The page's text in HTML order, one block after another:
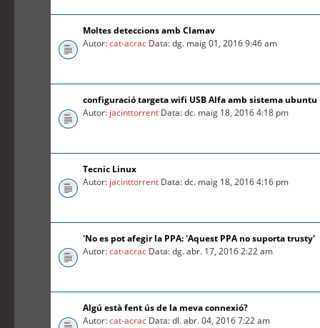
Moltes deteccions amb Clamav
Autor:cat-acrac Data: dg. maig 01, 2016 9:46 am
configuració targeta wifi USB Alfa amb sistema ubuntu
Autor: jacinttorrent Data: dc. maig 18, 2016 4:18 pm
Tecnic Linux
Autor: jacinttorrent Data: dc. maig 18, 2016 4:16 pm
'No es pot afegir la PPA: 'Aquest PPA no suporta trusty'
Autor:cat-acrac Data: dg. abr. 17, 2016 2:22 am
Algú està fent ús de la meva connexió?
Autor:cat-acrac Data: dl. abr. 04, 2016 7:22 am